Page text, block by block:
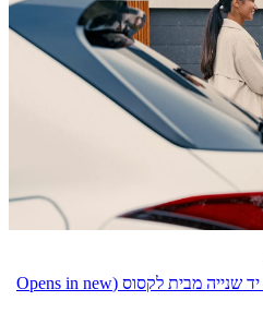
(Opens in new